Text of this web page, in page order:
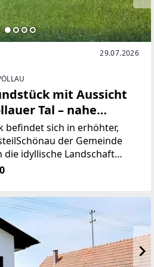
29.07.2026
mit Aussicht
Tal – nahe
befindet sich in erhöhter,
der Gemeinde
die idyllische Landschaft
Tal. Die Umgebung ist
und